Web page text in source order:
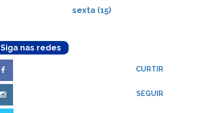
sexta (15)
Siga nas redes
CURTIR
SEGUIR